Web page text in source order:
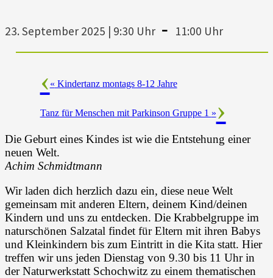
23. September 2025 | 9:30 Uhr - 11:00 Uhr
« Kindertanz montags 8-12 Jahre
Tanz für Menschen mit Parkinson Gruppe 1 »
Die Geburt eines Kindes ist wie die Entstehung einer
neuen Welt.
Achim Schmidtmann
Wir laden dich herzlich dazu ein, diese neue Welt
gemeinsam mit anderen Eltern, deinem Kind/deinen
Kindern und uns zu entdecken. Die Krabbelgruppe im
naturschönen Salzatal findet für Eltern mit ihren Babys
und Kleinkindern bis zum Eintritt in die Kita statt. Hier
treffen wir uns jeden Dienstag von 9.30 bis 11 Uhr in
der Naturwerkstatt Schochwitz zu einem thematischen